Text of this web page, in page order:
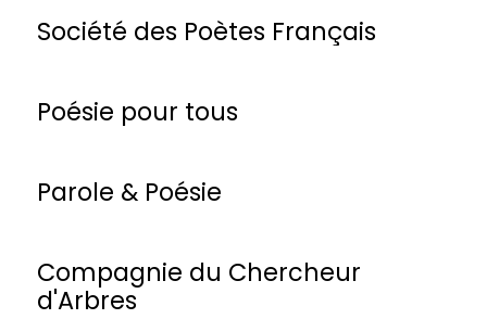
Société des Poètes Français
Poésie pour tous
Parole & Poésie
Compagnie du Chercheur
d'Arbres